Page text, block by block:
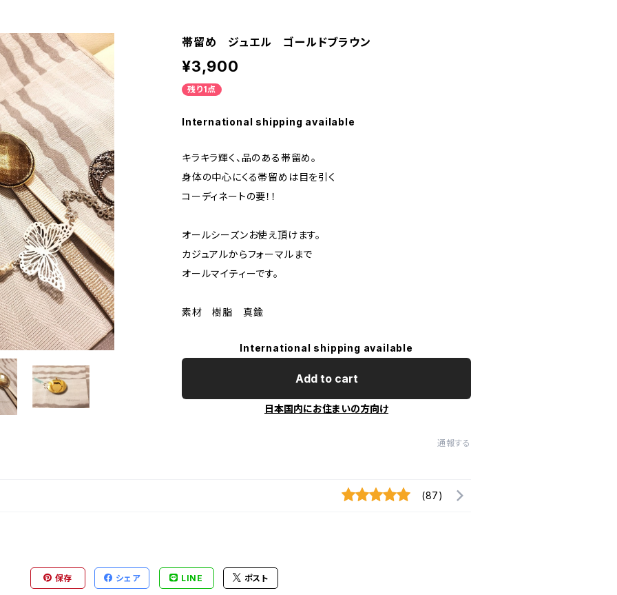
帯留め ジュエル ゴールドブラウン
¥3,900
残り1点
International shipping available
キラキラ輝く、品のある帯留め。
身体の中心にくる帯留めは目を引く
コーディネートの要！！
オールシーズンお使え頂けます。
カジュアルからフォーマルまで
オールマイティーです。
素材 樹脂 真鍮
International shipping available
Add to cart
日本国内にお住まいの方向け
通報する
(87)
保存 シェア LINE ポスト